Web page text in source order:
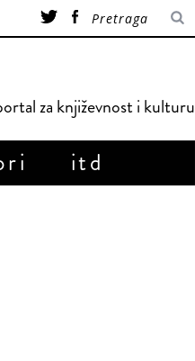
za književnost i kulturu
itd